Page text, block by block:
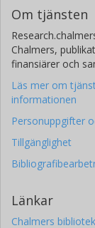
Om tjänsten
Chalmers,
finansiärer och
Läs mer om
informationen
Personuppgifter
Tillgänglighet
Länkar
Chalmers bibliotek